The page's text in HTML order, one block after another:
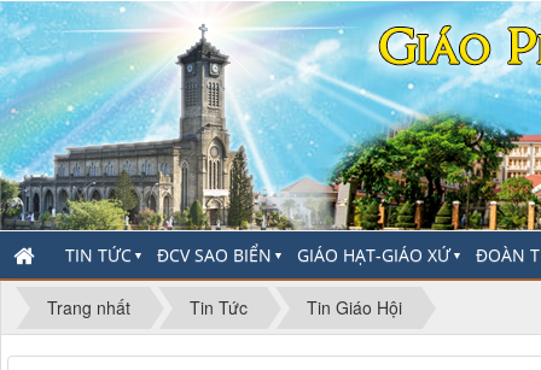
TIN TỨC ▼ ĐCV SAO BIỂN ▼ GIÁO HẠT-GIÁO XỨ▼ ĐOÀN
Trang nhất Tin Tức Tin Giáo Hội